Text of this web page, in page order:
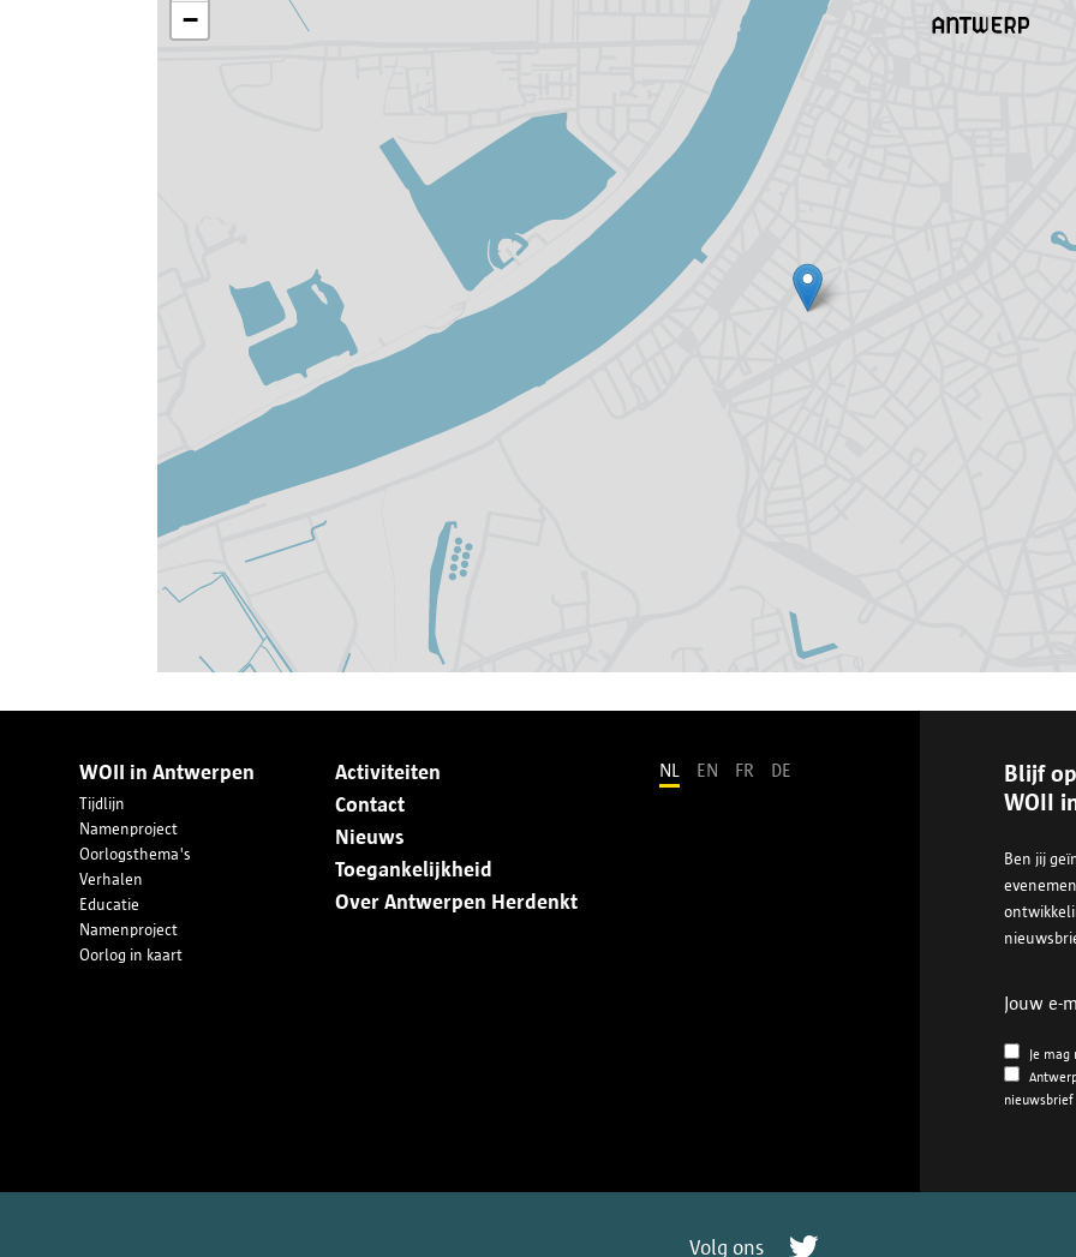
−
NL EN FR DE
WOII in Antwerpen
Tijdlijn
Namenproject
Oorlogsthema's
Verhalen
Educatie
Namenproject
Oorlog in kaart
Activiteiten
Contact
Nieuws
Toegankelijkheid
Over Antwerpen Herdenkt
Blijf
WOII
Ben jij
Jouw e-
Je
Volg ons Twitter
Drukpersstraat 35
1000 BRUSSEL
Tel. 02/274.48.00
Fax 02/274.48.35
contact@apd-gba.be
Heb je vragen over de verwerking van je
deze verklaring? Dan kan je onze functionaris
contacteren via